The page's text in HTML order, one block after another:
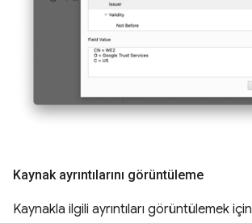
Kaynak ayrıntılarını görüntüleme
Kaynakla ilgili ayrıntıları görüntülemek için